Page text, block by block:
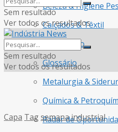
Beleza & Higiene
Calçados & Têxtil
Construção
Glossário
Metalurgia &
Química &
Radar de
Sem resultado
Ver todos os resultados
Sem resultado
Ver todos os resultados
Capa Tagsemana industrial